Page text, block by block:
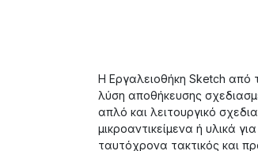
Η Εργαλειοθήκη Sketch από
λύση αποθήκευσης
απλό και λειτουργικό
μικροαντικείμενα ή υλικά
ταυτόχρονα τακτικός και